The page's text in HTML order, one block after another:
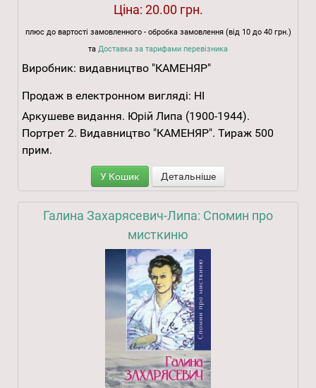
Ціна: 20.00 грн.
плюс до вартості замовленного - обробка замовлення (від 10 до 40 грн.)
та Доставка за тарифами перевізника
Виробник: видавництво "КАМЕНЯР"
Продаж в електронном вигляді: НІ
Аркушеве видання. Юрій Липа (1900-1944).
Портрет 2. Видавництво "КАМЕНЯР". Тираж 500
прим.
У Кошик Детальніше
Галина Захарясевич-Липа: Спомин про
мисткиню